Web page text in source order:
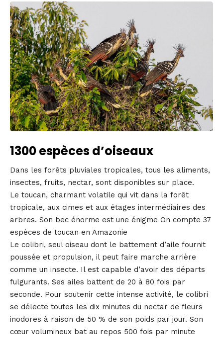
1300 espèces d’oiseaux
Dans les forêts pluviales tropicales, tous les aliments,
insectes, fruits, nectar, sont disponibles sur place.
Le toucan, charmant volatile qui vit dans la forêt
tropicale, aux cimes et aux étages intermédiaires des
arbres. Son bec énorme est une énigme On compte 37
espèces de toucan en Amazonie
Le colibri, seul oiseau dont le battement d’aile fournit
poussée et propulsion, il peut faire marche arrière
comme un insecte. Il est capable d’avoir des départs
fulgurants. Ses ailes battent de 20 à 80 fois par
seconde. Pour soutenir cette intense activité, le colibri
se délecte toutes les dix minutes du nectar de fleurs
inodores à raison de 50 % de son poids par jour. Son
cœur volumineux bat au repos 500 fois par minute